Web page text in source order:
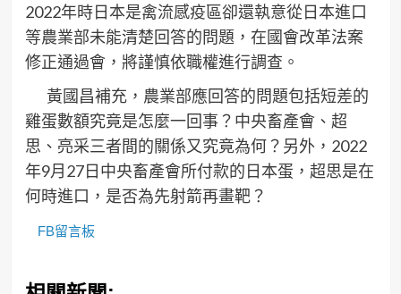
2022年時日本是禽流感疫區卻還執意從日本進口
等農業部未能清楚回答的問題，在國會改革法案
修正通過會，將謹慎依職權進行調查。
黃國昌補充，農業部應回答的問題包括短差的
雞蛋數額究竟是怎麼一回事？中央畜產會、超
思、亮采三者間的關係又究竟為何？另外，2022
年9月27日中央畜產會所付款的日本蛋，超思是在
何時進口，是否為先射箭再畫靶？
FB留言板